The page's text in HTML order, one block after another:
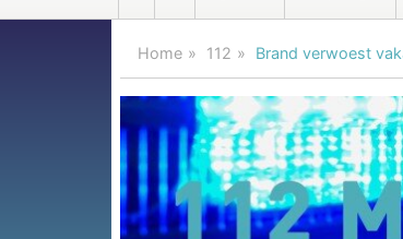
Home 112 Brand verwoest